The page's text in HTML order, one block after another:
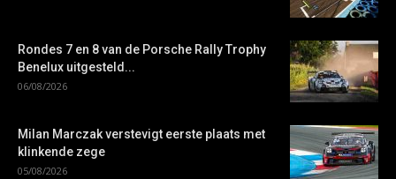
Rondes 7 en 8 van de Porsche Rally Trophy
Benelux uitgesteld...
06/08/2026
Milan Marczak verstevigt eerste plaats met
klinkende zege
05/08/2026